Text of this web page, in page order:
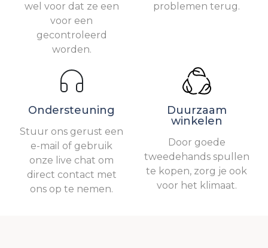
wel voor dat ze een
voor een
gecontroleerd
worden.
problemen terug.
Ondersteuning
Stuur ons gerust een
e-mail of gebruik
onze live chat om
direct contact met
ons op te nemen.
Duurzaam
winkelen
Door goede
tweedehands spullen
te kopen, zorg je ook
voor het klimaat.